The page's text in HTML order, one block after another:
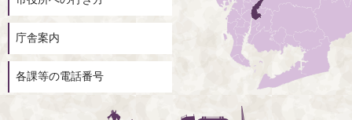
庁舎案内
各課等の電話番号